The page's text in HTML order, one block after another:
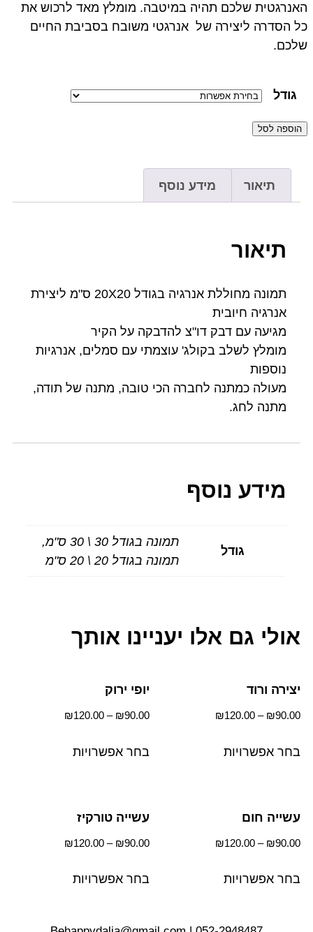
האנרגטית שלכם תהיה במיטבה. מומלץ מאד לרכוש את
כל הסדרה ליצירה של אנרגטי משובח בסביבת החיים
שלכם.
גודל
הוספה לסל
תיאור מידע נוסף
תיאור
תמונה מחוללת אנרגיה בגודל 20X20 ס"מ ליצירת
אנרגיה חיובית
מגיעה עם דבק דו"צ להדבקה על הקיר
מומלץ לשלב בקולג' עוצמתי עם סמלים, אנרגיות
נוספות
מעולה כמתנה לחברה הכי טובה, מתנה של תודה,
מתנה לחג.
מידע נוסף
גודל
תמונה בגודל 30 \ 30 ס"מ,
תמונה בגודל 20 \ 20 ס"מ
אולי גם אלו יעניינו אותך
יצירה ורוד
₪90.00
–
₪120.00
בחר אפשרויות
יופי ירוק
₪90.00
–
₪120.00
בחר אפשרויות
עשייה חום
₪90.00
–
₪120.00
בחר אפשרויות
עשייה טורקיז
₪90.00
–
₪120.00
בחר אפשרויות